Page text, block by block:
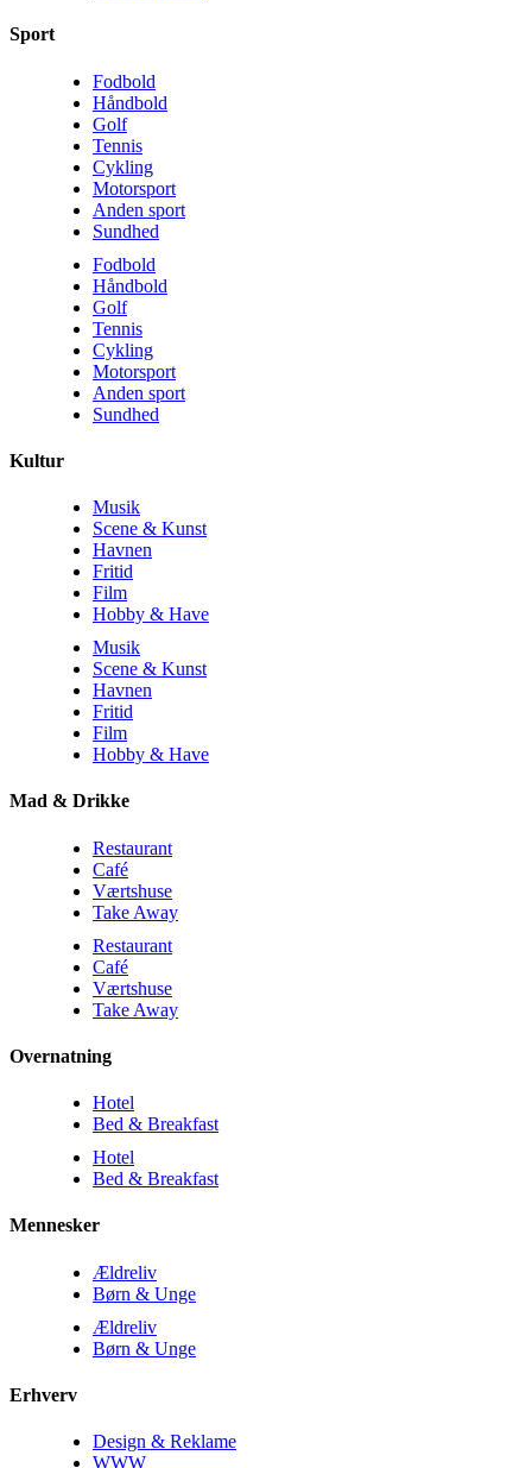
Sport
Fodbold
Håndbold
Golf
Tennis
Cykling
Motorsport
Anden sport
Sundhed
Fodbold
Håndbold
Golf
Tennis
Cykling
Motorsport
Anden sport
Sundhed
Kultur
Musik
Scene & Kunst
Havnen
Fritid
Film
Hobby & Have
Musik
Scene & Kunst
Havnen
Fritid
Film
Hobby & Have
Mad & Drikke
Restaurant
Café
Værtshuse
Take Away
Restaurant
Café
Værtshuse
Take Away
Overnatning
Hotel
Bed & Breakfast
Hotel
Bed & Breakfast
Mennesker
Ældreliv
Børn & Unge
Ældreliv
Børn & Unge
Erhverv
Design & Reklame
WWW